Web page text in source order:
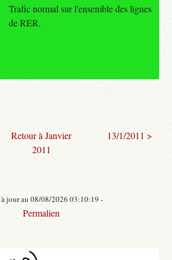
Trafic normal sur l'ensemble des lignes
de RER.
Retour à Janvier
2011
13/1/2011 >
jour au 08/08/2026 03:10:19 -
Permalien